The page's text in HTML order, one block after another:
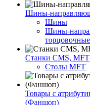
Шины-
Шины
Шины-
торцовочные
Станки CMS, MFT
Столы MFT
Товары с
(Фаншоп)